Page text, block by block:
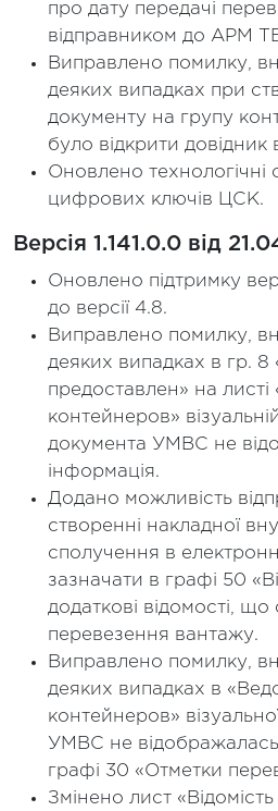
про дату передачі
відправником до АРМ
Виправлено помилку,
деяких випадках при
документу на групу
було відкрити
Оновлено технологічні
цифрових ключів ЦСК.
Версія 1.141.0.0 від
Оновлено підтримку
до версії 4.8.
Виправлено помилку,
деяких випадках в гр. 8
предоставлен» на
контейнеров»
документа УМВС не
інформація.
Додано можливість
створенні накладної
сполучення в
зазначати в графі 50
додаткові відомості, що
перевезення вантажу.
Виправлено помилку,
деяких випадках в
контейнеров»
УМВС не відображалась
графі 30 «Отметки
Змінено лист